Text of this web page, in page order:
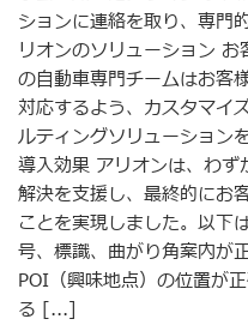
ションに連絡を取り、専
リオンのソリューション
の自動車専門チームはお客
対応するよう、カスタマイ
ルティングソリューション
導入効果 アリオンは、わ
解決を支援し、最終的にお
ことを実現しました。以下
号、標識、曲がり角案内が
POI（興味地点）の位置が
る [...]